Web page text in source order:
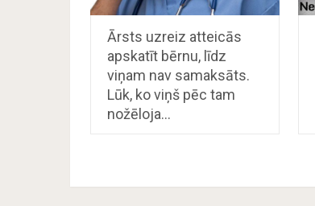
Ārsts uzreiz atteicās
apskatīt bērnu, līdz
viņam nav samaksāts.
Lūk, ko viņš pēc tam
nožēloja…